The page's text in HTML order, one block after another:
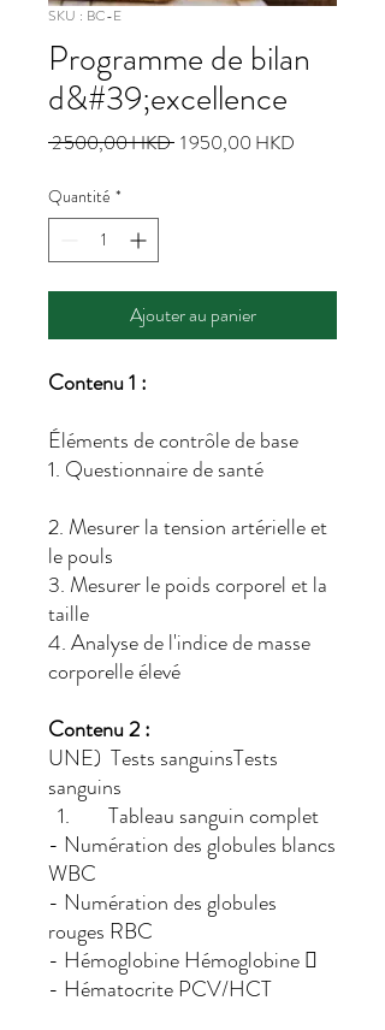
SKU : BC-E
Programme de bilan
d&#39;excellence
2 500,00 HKD Prix
1 950,00 HKD
Quantité *
Ajouter au panier
Contenu 1 :
Éléments de contrôle de base
1. Questionnaire de santé
2. Mesurer la tension artérielle et
le pouls
3. Mesurer le poids corporel et la
taille
4. Analyse de l'indice de masse
corporelle élevé
Contenu 2 :
UNE) Tests sanguinsTests
sanguins
1. Tableau sanguin complet
- Numération des globules blancs
WBC
- Numération des globules
rouges RBC
- Hémoglobine Hémoglobine 
- Hématocrite PCV/HCT